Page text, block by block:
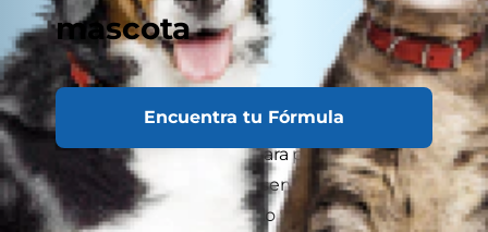
mascota
Encuentra tu Fórmula
Los alimentos modernos para perros han
mejorado mucho. Puedes servirle a tu perro una
mezcla de res, cordero, pollo y nutritivas